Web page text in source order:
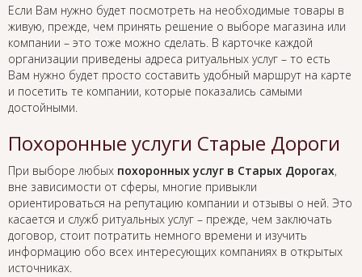
Если Вам нужно будет посмотреть на необходимые товары в
живую, прежде, чем принять решение о выборе магазина или
компании – это тоже можно сделать. В карточке каждой
организации приведены адреса ритуальных услуг – то есть
Вам нужно будет просто составить удобный маршрут на карте
и посетить те компании, которые показались самыми
достойными.
Похоронные услуги Старые Дороги
При выборе любых похоронных услуг в Старых Дорогах,
вне зависимости от сферы, многие привыкли
ориентироваться на репутацию компании и отзывы о ней. Это
касается и служб ритуальных услуг – прежде, чем заключать
договор, стоит потратить немного времени и изучить
информацию обо всех интересующих компаниях в открытых
источниках.